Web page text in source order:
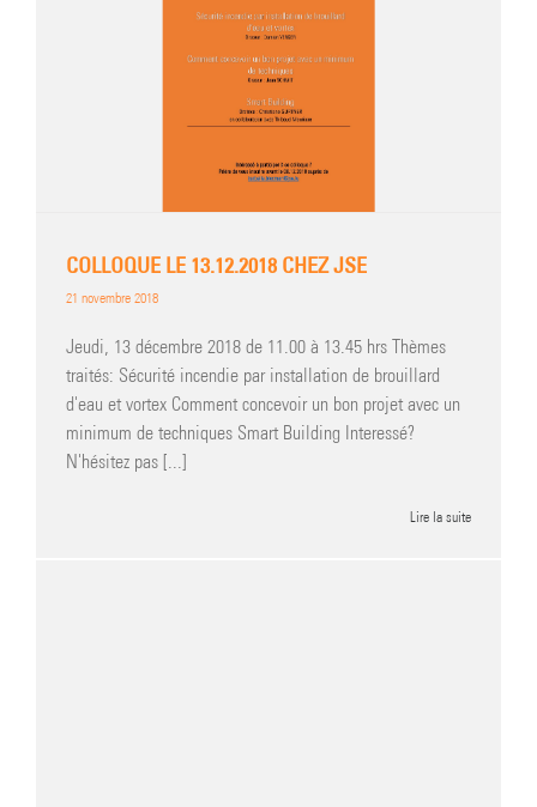
COLLOQUE LE 13.12.2018 CHEZ JSE
21 novembre 2018
Jeudi, 13 décembre 2018 de 11.00 à 13.45 hrs Thèmes
traités: Sécurité incendie par installation de brouillard
d'eau et vortex Comment concevoir un bon projet avec un
minimum de techniques Smart Building Interessé?
N'hésitez pas [...]
Lire la suite